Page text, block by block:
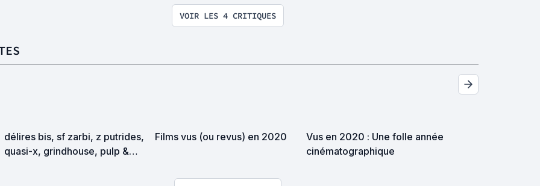
VOIR LES 4 CRITIQUES
délires bis, sf zarbi, z putrides,
quasi-x, grindhouse, pulp &
Films vus (ou revus) en 2020
Vus en 2020 : Une folle année
cinématographique